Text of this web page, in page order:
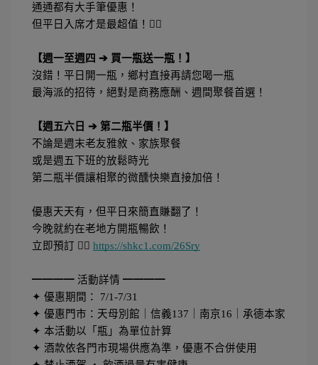
通通都有大手筆優惠！
但平日入席才是最超值！👍🏻
【週一至週四 ➔ 買一瓶送一瓶！】
沒錯！平日開一瓶，鄉村直接再請您喝一瓶
最海派的招待，絕對是商務應酬、週間聚餐首選！
【週五六日 ➔ 第二瓶半價！】
不論是週末老友雅敘、家族聚餐
或是週五下班的放鬆時光
第二瓶半價讓相聚的微醺快樂直接加倍！
優惠天天有，但平日來簡直賺翻了！
今晚就約在老地方開瓶暢飲！
立即預訂 👉🏻 https://shkc1.com/26Sry
━━━━ 活動詳情 ━━━━
✦ 優惠期間： 7/1-7/31
✦ 優惠門市：天母別館｜信義137｜南京16｜承德本家
✦ 本活動以「瓶」為單位計算
✦ 酒款依各門市現場供應為準，優惠不合併使用